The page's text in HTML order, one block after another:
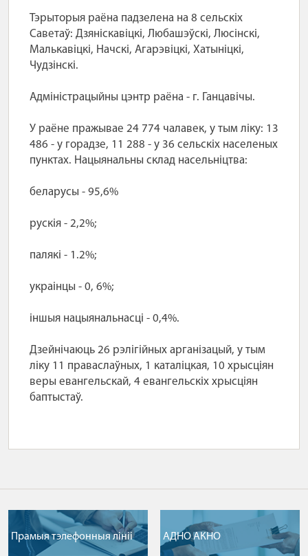
Тэрыторыя раёна падзелена на 8 сельскіх
Саветаў: Дзяніскавіцкі, Любашэўскі, Люсінскі,
Малькавіцкі, Начскі, Агарэвіцкі, Хатыніцкі,
Чудзінскі.
Адміністрацыйны цэнтр раёна - г. Ганцавічы.
У раёне пражывае 24 774 чалавек, у тым ліку: 13
486 - у горадзе, 11 288 - у 36 сельскіх населеных
пунктах. Нацыянальны склад насельніцтва:
беларусы - 95,6%
рускія - 2,2%;
палякі - 1.2%;
украінцы - 0, 6%;
іншыя нацыянальнасці - 0,4%.
Дзейнічаюць 26 рэлігійных арганізацый, у тым
ліку 11 праваслаўных, 1 каталіцкая, 10 хрысціян
веры евангельскай, 4 евангельскіх хрысціян
баптыстаў.
Прамыя тэлефонныя лініі АДНО АКНО